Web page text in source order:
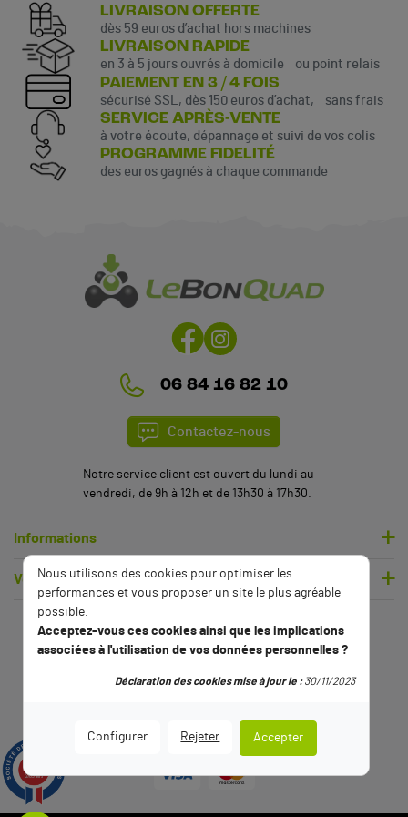
LIVRAISON OFFERTE
dès 59 euros d’achat hors machines
LIVRAISON RAPIDE
en 3 à 5 jours ouvrés à domicile ou point relais
PAIEMENT EN 3 / 4 FOIS
sécurisé SSL, dès 150 euros d’achat, sans frais
SERVICE APRÈS-VENTE
à votre écoute, dépannage et suivi de vos colis
PROGRAMME FIDELITÉ
des euros gagnés à chaque commande
06 84 16 82 10
Contactez-nous
Notre service client est ouvert du lundi au
vendredi, de 9h à 12h et de 13h30 à 17h30.
Informations
Votre compte
Nous utilisons des cookies pour optimiser les
performances et vous proposer un site le plus agréable
possible.
Acceptez-vous ces cookies ainsi que les implications
associées à l'utilisation de vos données personnelles ?
Configurer Rejeter Accepter
Déclaration des cookies mise à jour le :30/11/2023
9.5
2789 avis